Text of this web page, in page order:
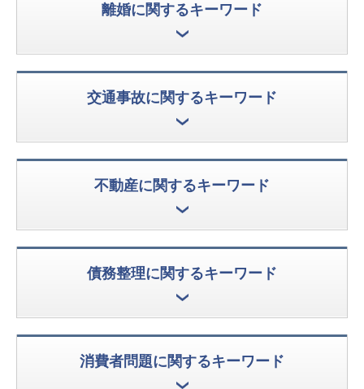
離婚に関するキーワード
交通事故に関するキーワード
不動産に関するキーワード
債務整理に関するキーワード
消費者問題に関するキーワード